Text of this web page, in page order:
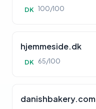
DK 100/100
hjemmeside.dk
DK 65/100
danishbakery.com